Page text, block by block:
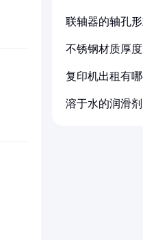
联轴器的轴孔
不锈钢材质厚
复印机出租有
溶于水的润滑